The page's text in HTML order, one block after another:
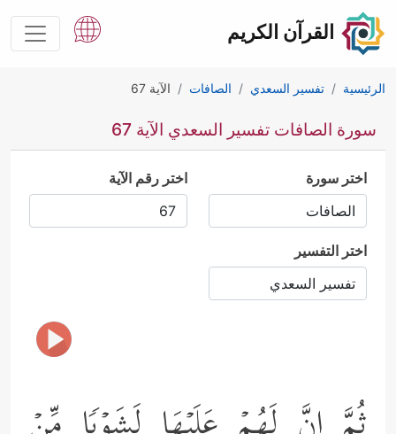
القرآن الكريم
الرئيسية تفسير السعدي الصافات الآية 67
سورة الصافات تفسير السعدي الآية 67
اختر سورة اختر رقم الآية
اختر التفسير